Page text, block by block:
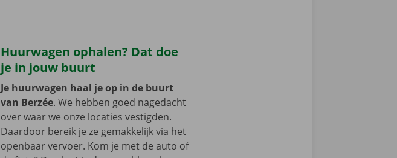
Huurwagen ophalen? Dat doe
je in jouw buurt
Je huurwagen haal je op in de buurt
van Berzée. We hebben goed nagedacht
over waar we onze locaties vestigden.
Daardoor bereik je ze gemakkelijk via het
openbaar vervoer. Kom je met de auto of